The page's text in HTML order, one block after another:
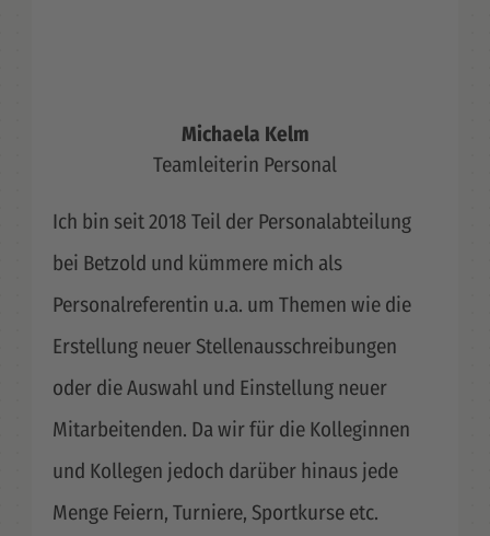
Michaela Kelm
Teamleiterin Personal
Ich bin seit 2018 Teil der Personalabteilung
bei Betzold und kümmere mich als
Personalreferentin u.a. um Themen wie die
Erstellung neuer Stellenausschreibungen
oder die Auswahl und Einstellung neuer
Mitarbeitenden. Da wir für die Kolleginnen
und Kollegen jedoch darüber hinaus jede
Menge Feiern, Turniere, Sportkurse etc.